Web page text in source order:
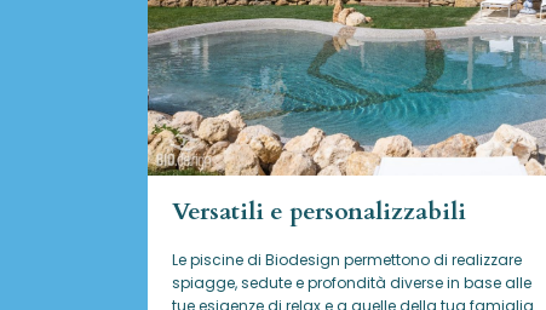
Versatili e personalizzabili
Le piscine di Biodesign permettono di realizzare
spiagge, sedute e profondità diverse in base alle
tue esigenze di relax e a quelle della tua famiglia.